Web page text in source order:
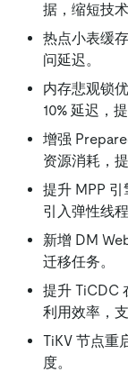
据，缩短技
热点小表缓
问延迟。
内存悲观锁
10% 延迟，
增强
资源消耗，
提升 MPP
引入弹性线程
新增 DM
迁移任务。
提升 TiCDC
利用效率，
TiKV 节点重
度。